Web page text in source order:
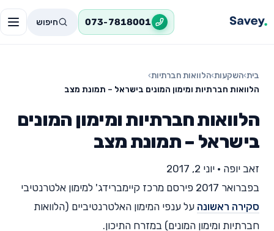
073-7818001 חיפוש
בית›השקעות›הלוואות חברתיות›
הלוואות חברתיות ומימון המונים בישראל – תמונת מצב
הלוואות חברתיות ומימון המונים
בישראל – תמונת מצב
זאב יופה • יוני 2, 2017
בפברואר 2017 פירסם מרכז קיימברידג' למימון אלטרנטיבי
סקירה ראשונה על ענפי המימון האלטרנטיביים (הלוואות
חברתיות ומימון המונים) במזרח התיכון.